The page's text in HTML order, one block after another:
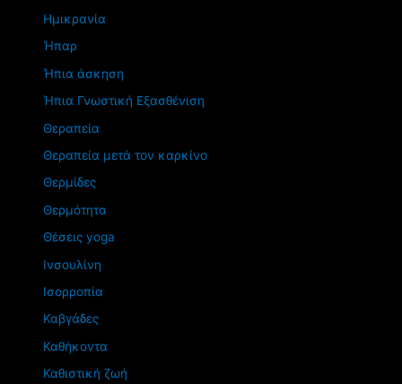
Ημικρανία
Ήπαρ
Ήπια άσκηση
Ήπια Γνωστική Εξασθένιση
Θεραπεία
Θεραπεία μετά τον καρκίνο
Θερμίδες
Θερμότητα
Θέσεις yoga
Ινσουλίνη
Ισορροπία
Καβγάδες
Καθήκοντα
Καθιστική ζωή